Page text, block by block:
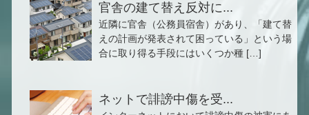
官舎の建て替え反対に...
近隣に官舎（公務員宿舎）があり、「建て替
えの計画が発表されて困っている」という場
合に取り得る手段にはいくつか種 […]
ネットで誹謗中傷を受...